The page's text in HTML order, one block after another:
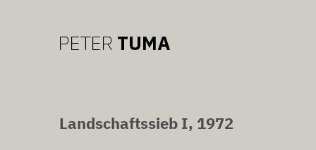
Landschaftssieb I, 1972